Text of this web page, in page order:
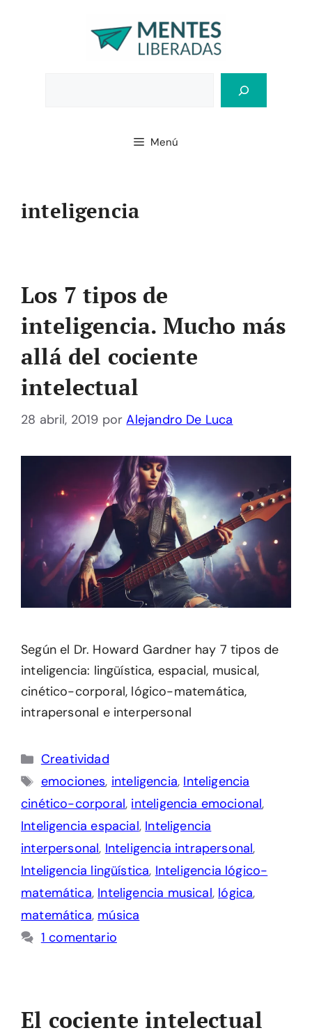
Menú
inteligencia
Los 7 tipos de
inteligencia. Mucho más
allá del cociente
intelectual
28 abril, 2019 porAlejandro De Luca
Según el Dr. Howard Gardner hay 7 tipos de
inteligencia: lingüística, espacial, musical,
cinético-corporal, lógico-matemática,
intrapersonal e interpersonal
Categorías
Creatividad
Etiquetas
emociones, inteligencia, Inteligencia
cinético-corporal, inteligencia emocional,
Inteligencia espacial, Inteligencia
interpersonal, Inteligencia intrapersonal,
Inteligencia lingüística, Inteligencia lógico-
matemática, Inteligencia musical, lógica,
matemática, música
1 comentario
El cociente intelectual